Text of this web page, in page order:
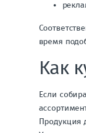
время
Как
Если
Продукция